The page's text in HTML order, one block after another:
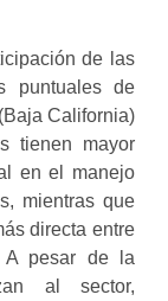
de las
puntuales de
California)
tienen mayor
en el manejo
mientras que
directa entre
A pesar de la
al sector,